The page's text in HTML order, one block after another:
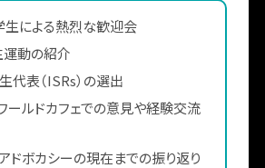
による熱烈な歓迎会
動の紹介
代表（ISRs）の選出
ールドカフェでの意見や経験交流
ドボカシーの現在までの振り返り